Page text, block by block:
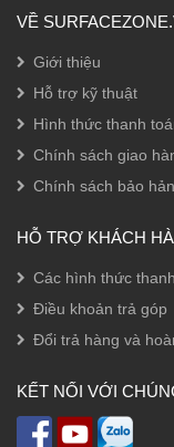
VỀ
Giới thiệu
Hỗ trợ kỹ thuật
Hình thức thanh
Chính sách giao
Chính sách bảo
HỖ TRỢ KHÁCH
Các hình thức
Điều khoản trả góp
Đổi trả hàng và
KẾT NỐI VỚI